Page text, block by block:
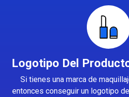
Logotipo Del
Si tienes una marca de
entonces conseguir un logotipo